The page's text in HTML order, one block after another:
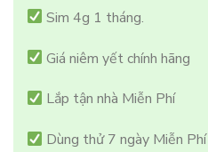
Sim 4g 1 tháng.
Giá niêm yết chính hãng
Lắp tận nhà Miễn Phí
Dùng thử 7 ngày Miễn Phí